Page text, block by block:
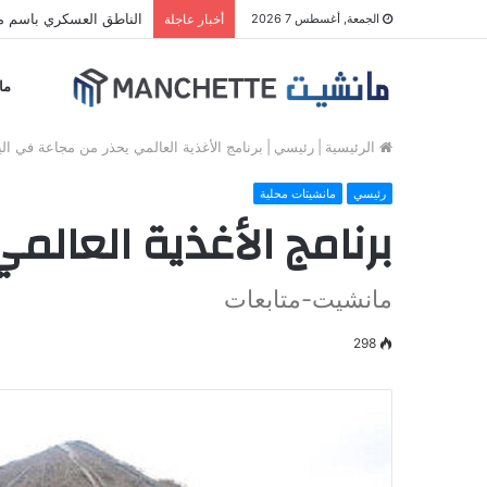
الجمعة, أغسطس 7 2026 أخبار عاجلة الناطق العسكري باسم
الرئيسية رئيسي برنامج الأغذية العالمي يحذر من مجاعة في
رئيسي مانشيتات محلية
برنامج الأغذية
مانشيت-متابعات
298